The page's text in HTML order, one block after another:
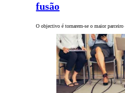
fusão
O objectivo é tornarem-se o maior